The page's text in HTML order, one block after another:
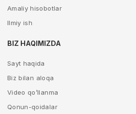
Amaliy hisobotlar
Ilmiy ish
BIZ HAQIMIZDA
Sayt haqida
Biz bilan aloqa
Video qo’llanma
Qonun-qoidalar